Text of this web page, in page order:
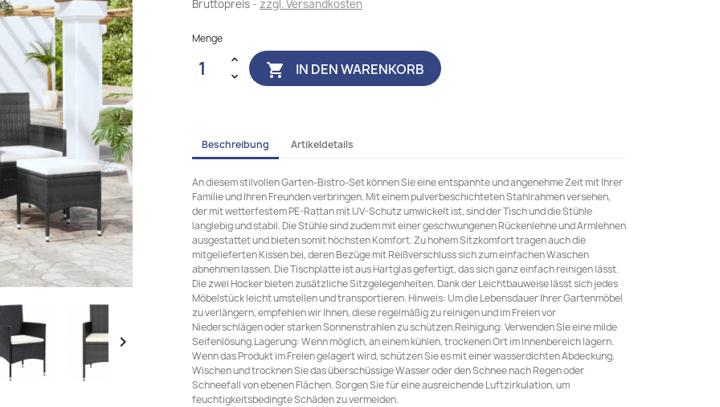

Bruttopreis zzgl. Versandkosten
Menge
 IN DEN WARENKORB
Beschreibung Artikeldetails
An diesem stilvollen Garten-Bistro-Set können Sie eine entspannte und angenehme Zeit mit Ihrer
Familie und Ihren Freunden verbringen. Mit einem pulverbeschichteten Stahlrahmen versehen,
der mit wetterfestem PE-Rattan mit UV-Schutz umwickelt ist, sind der Tisch und die Stühle
langlebig und stabil. Die Stühle sind zudem mit einer geschwungenen Rückenlehne und Armlehnen
ausgestattet und bieten somit höchsten Komfort. Zu hohem Sitzkomfort tragen auch die
mitgelieferten Kissen bei, deren Bezüge mit Reißverschluss sich zum einfachen Waschen
abnehmen lassen. Die Tischplatte ist aus Hartglas gefertigt, das sich ganz einfach reinigen lässt.
Die zwei Hocker bieten zusätzliche Sitzgelegenheiten. Dank der Leichtbauweise lässt sich jedes
Möbelstück leicht umstellen und transportieren. Hinweis: Um die Lebensdauer Ihrer Gartenmöbel
zu verlängern, empfehlen wir Ihnen, diese regelmäßig zu reinigen und im Freien vor
Niederschlägen oder starken Sonnenstrahlen zu schützen.Reinigung: Verwenden Sie eine milde
Seifenlösung.Lagerung: Wenn möglich, an einem kühlen, trockenen Ort im Innenbereich lagern.
Wenn das Produkt im Freien gelagert wird, schützen Sie es mit einer wasserdichten Abdeckung.
Wischen und trocknen Sie das überschüssige Wasser oder den Schnee nach Regen oder
Schneefall von ebenen Flächen. Sorgen Sie für eine ausreichende Luftzirkulation, um
feuchtigkeitsbedingte Schäden zu vermeiden.